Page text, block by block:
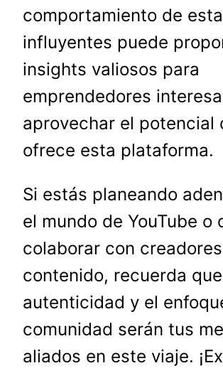
comportamiento de
influyentes puede
insights valiosos para
emprendedores
aprovechar el potencial
ofrece esta plataforma.
Si estás planeando
el mundo de YouTube o
colaborar con
contenido, recuerda
autenticidad y el
comunidad serán tus
aliados en este viaje.